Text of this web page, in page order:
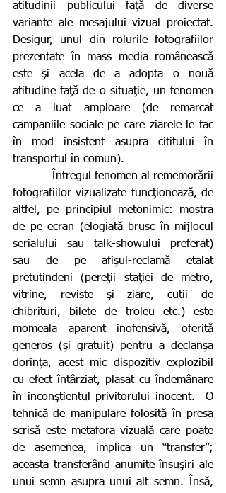
atitudinii publicului faţă de diverse
variante ale mesajului vizual proiectat.
Desigur, unul din rolurile fotografiilor
prezentate în mass media românească
este şi acela de a adopta o nouă
atitudine faţă de o situaţie, un fenomen
ce a luat amploare (de remarcat
campaniile sociale pe care ziarele le fac
în mod insistent asupra cititului în
transportul în comun).
fotografiilor vizualizate funcţionează, de
altfel, pe principiul metonimic: mostra
de pe ecran (elogiată brusc în mijlocul
serialului sau talk-showului preferat)
sau de pe afişul-reclamă etalat
pretutindeni (pereţii staţiei de metro,
vitrine, reviste şi ziare, cutii de
chibrituri, bilete de troleu etc.) este
momeala aparent inofensivă, oferită
generos (şi gratuit) pentru a declanşa
dorinţa, acest mic dispozitiv explozibil
cu efect întârziat, plasat cu îndemânare
în inconştientul privitorului inocent.  O
tehnică de manipulare folosită în presa
scrisă este metafora vizuală care poate
de asemenea, implica un “transfer”;
aceasta transferând anumite însuşiri ale
unui semn asupra unui alt semn. Însă,